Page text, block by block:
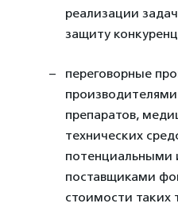
реализации
защиту
переговорные
препаратов,
технических
поставщиками
стоимости таких